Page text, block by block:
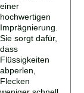
einer
hochwertigen
Imprägnierung.
Sie sorgt dafür,
dass
Flüssigkeiten
abperlen,
Flecken
weniger schnell